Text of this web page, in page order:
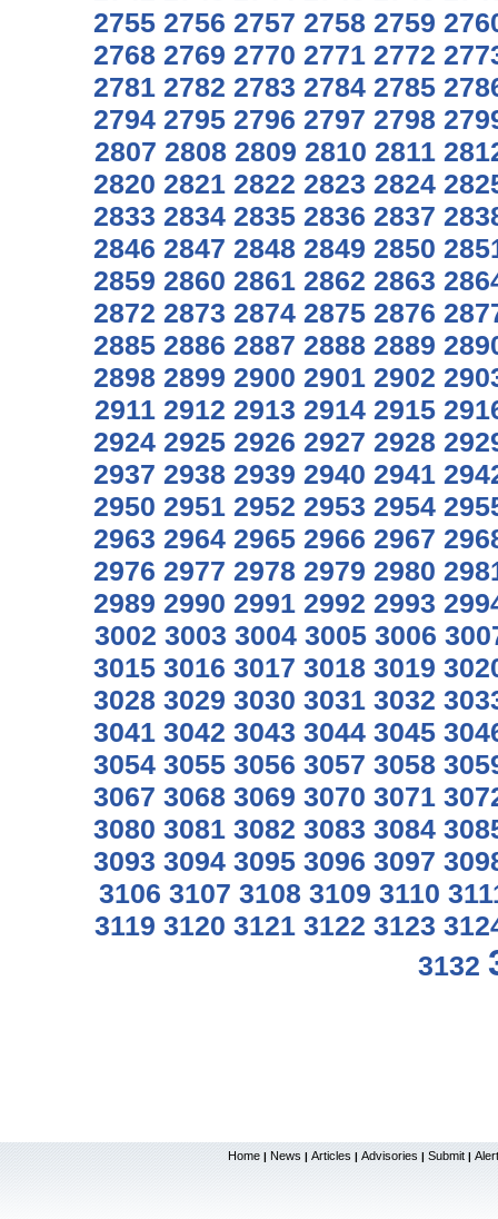
2755 2756 2757 2758 2759
2768 2769 2770 2771 2772
2781 2782 2783 2784 2785
2794 2795 2796 2797 2798
2807 2808 2809 2810 2811
2820 2821 2822 2823 2824
2833 2834 2835 2836 2837
2846 2847 2848 2849 2850
2859 2860 2861 2862 2863
2872 2873 2874 2875 2876
2885 2886 2887 2888 2889
2898 2899 2900 2901 2902
2911 2912 2913 2914 2915
2924 2925 2926 2927 2928
2937 2938 2939 2940 2941
2950 2951 2952 2953 2954
2963 2964 2965 2966 2967
2976 2977 2978 2979 2980
2989 2990 2991 2992 2993
3002 3003 3004 3005 3006
3015 3016 3017 3018 3019
3028 3029 3030 3031 3032
3041 3042 3043 3044 3045
3054 3055 3056 3057 3058
3067 3068 3069 3070 3071
3080 3081 3082 3083 3084
3093 3094 3095 3096 3097
3106 3107 3108 3109 3110
3119 3120 3121 3122 3123
3132
Home | News | Articles | Advisories | Submit |